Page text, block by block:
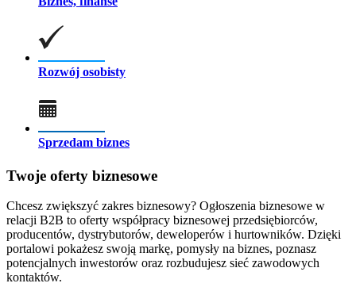
Rozwój osobisty
Sprzedam biznes
Twoje oferty biznesowe
Chcesz zwiększyć zakres biznesowy? Ogłoszenia biznesowe w
relacji B2B to oferty współpracy biznesowej przedsiębiorców,
producentów, dystrybutorów, deweloperów i hurtowników. Dzięki
portalowi pokażesz swoją markę, pomysły na biznes, poznasz
potencjalnych inwestorów oraz rozbudujesz sieć zawodowych
kontaktów.